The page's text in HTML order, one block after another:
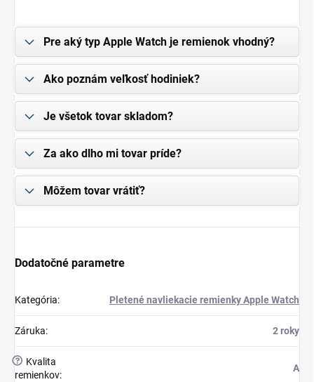
Pre aký typ Apple Watch je remienok vhodný?
Ako poznám veľkosť hodiniek?
Je všetok tovar skladom?
Za ako dlho mi tovar príde?
Môžem tovar vrátiť?
Dodatočné parametre
Kategória: Pletené navliekacie remienky Apple Watch
Záruka: 2 roky
?
Kvalita
remienkov:
A